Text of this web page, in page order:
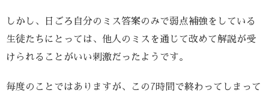
しかし、日ごろ自分のミス答案のみで弱点補強をしている
生徒たちにとっては、他人のミスを通じて改めて解説が受
けられることがいい刺激だったようです。
毎度のことではありますが、この7時間で終わってしまって